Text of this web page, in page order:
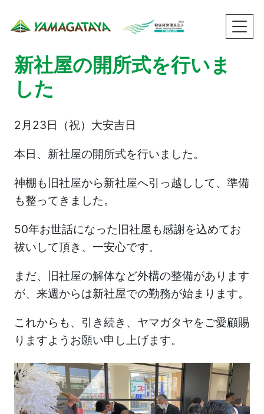
新社屋の開所式を行いま
した
2月23日（祝）大安吉日
本日、新社屋の開所式を行いました。
神棚も旧社屋から新社屋へ引っ越しして、準備
も整ってきました。
50年お世話になった旧社屋も感謝を込めてお
祓いして頂き、一安心です。
まだ、旧社屋の解体など外構の整備があります
が、来週からは新社屋での勤務が始まります。
これからも、引き続き、ヤマガタヤをご愛顧賜
りますようお願い申し上げます。